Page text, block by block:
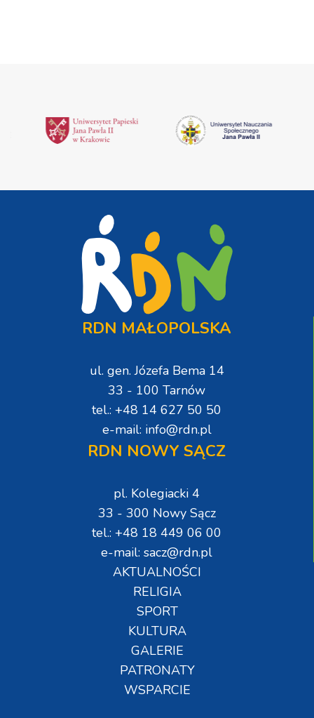
RDN MAŁOPOLSKA
ul. gen. Józefa Bema 14
33 - 100 Tarnów
tel.: +48 14 627 50 50
e-mail: info@rdn.pl
RDN NOWY SĄCZ
pl. Kolegiacki 4
33 - 300 Nowy Sącz
tel.: +48 18 449 06 00
e-mail: sacz@rdn.pl
AKTUALNOŚCI
RELIGIA
SPORT
KULTURA
GALERIE
PATRONATY
WSPARCIE